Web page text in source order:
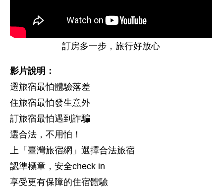
訂房多一步，旅行好放心
影片說明：
選旅宿最怕體驗落差
住旅宿最怕發生意外
訂旅宿最怕遇到詐騙
選合法，不用怕！
上「臺灣旅宿網」選擇合法旅宿
認準標章，安全check in
享受更有保障的住宿體驗